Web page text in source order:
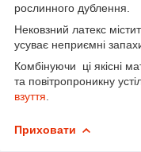
рослинного дублення.
Нековзний латекс
усуває неприємні
Комбінуючи ці якісні
та повітропроникну
взуття
Приховати